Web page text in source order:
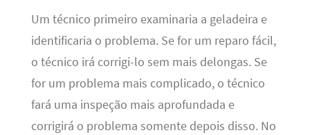
Um técnico primeiro examinaria a geladeira e
identificaria o problema. Se for um reparo fácil,
o técnico irá corrigi-lo sem mais delongas. Se
for um problema mais complicado, o técnico
fará uma inspeção mais aprofundada e
corrigirá o problema somente depois disso. No